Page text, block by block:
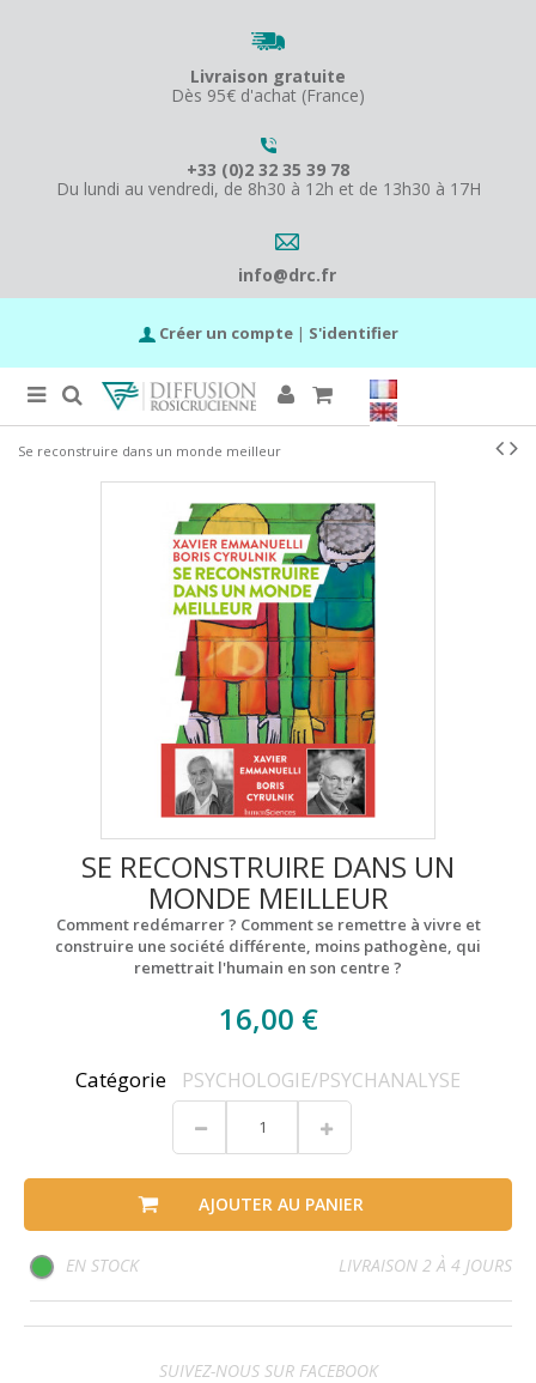
Livraison gratuite
Dès 95€ d'achat (France)
+33 (0)2 32 35 39 78
Du lundi au vendredi, de 8h30 à 12h et de 13h30 à 17H
info@drc.fr
Créer un compte | S'identifier
Se reconstruire dans un monde meilleur
SE RECONSTRUIRE DANS UN
MONDE MEILLEUR
Comment redémarrer ? Comment se remettre à vivre et
construire une société différente, moins pathogène, qui
remettrait l'humain en son centre ?
16,00 €
Catégorie PSYCHOLOGIE/PSYCHANALYSE
AJOUTER AU PANIER
EN STOCK LIVRAISON 2 À 4 JOURS
SUIVEZ-NOUS SUR FACEBOOK